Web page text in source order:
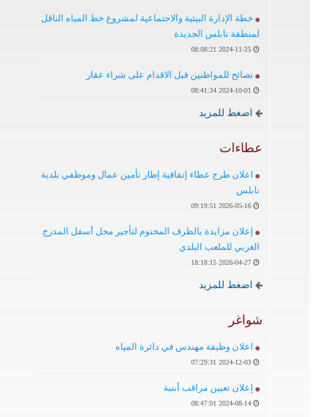
خطة الإدارة البيئية والاجتماعية لمشروع خط المياه الناقل
لمنطقة نابلس الجديدة
2024-11-25 08:08:21
نصائح للمواطنين قبل الاقدام على شراء عقار
2024-10-01 08:41:34
اضغط للمزيد
عطاءات
اعلان طرح عطاء إتفاقية إطار تأمين عمال وموظفي بلدية
نابلس
2026-05-16 09:19:51
إعلان مزايدة بالظرف المختوم لتأجير محل أسفل المدرج
الغربي للملعب البلدي
2026-04-27 18:18:15
اضغط للمزيد
شواغر
اعلان وظيفة مهندس في دائرة المياه
2024-12-03 07:29:31
إعلان تعيين مراقب أبنية
2024-08-14 08:47:01